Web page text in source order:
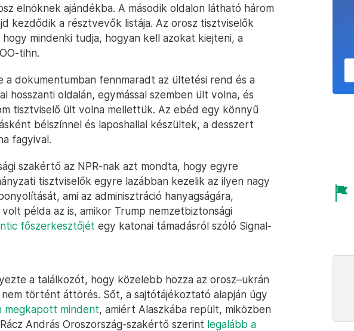
elnöknek ajándékba. A második oldalon látható három
kezdődik a résztvevők listája. Az orosz tisztviselők
mindenki tudja, hogyan kell azokat kiejteni, a
tihn.
a dokumentumban fennmaradt az ültetési rend és a
hosszanti oldalán, egymással szemben ült volna, és
tisztviselő ült volna mellettük. Az ebéd egy könnyű
bélszínnel és laposhallal készültek, a desszert
fagyival.
szakértő az NPR-nak azt mondta, hogy egyre
tisztviselők egyre lazábban kezelik az ilyen nagy
ami az adminisztráció hanyagságára,
példa az is, amikor Trump nemzetbiztonsági
főszerkesztőjét egy katonai támadásról szóló Signal-
a találkozót, hogy közelebb hozza az orosz–ukrán
történt áttörés. Sőt, a sajtótájékoztató alapján úgy
megkapott mindent, amiért Alaszkába repült, miközben
András Oroszország-szakértő szerint legalább a